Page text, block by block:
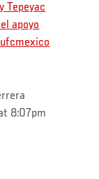
Tepeyac
apoyo
8:07pm